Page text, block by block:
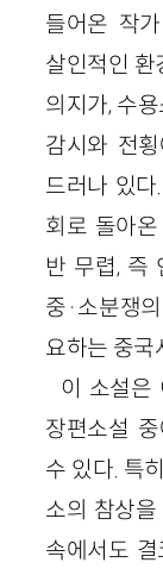
들어온 작
살인적인 환
의지가, 수
감시와 전
드러나 있
회로 돌아
반 무렵, 즉
중·소분쟁
요하는 중국
이 소설은
장편소설
수 있다. 특
소의 참상을
속에서도